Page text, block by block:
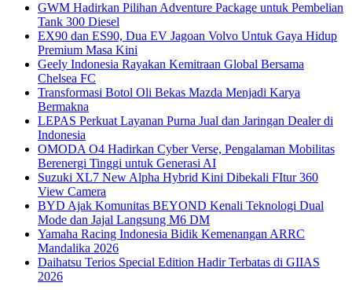
GWM Hadirkan Pilihan Adventure Package untuk Pembelian
Tank 300 Diesel
EX90 dan ES90, Dua EV Jagoan Volvo Untuk Gaya Hidup
Premium Masa Kini
Geely Indonesia Rayakan Kemitraan Global Bersama
Chelsea FC
Transformasi Botol Oli Bekas Mazda Menjadi Karya
Bermakna
LEPAS Perkuat Layanan Purna Jual dan Jaringan Dealer di
Indonesia
OMODA O4 Hadirkan Cyber Verse, Pengalaman Mobilitas
Berenergi Tinggi untuk Generasi AI
Suzuki XL7 New Alpha Hybrid Kini Dibekali FItur 360
View Camera
BYD Ajak Komunitas BEYOND Kenali Teknologi Dual
Mode dan Jajal Langsung M6 DM
Yamaha Racing Indonesia Bidik Kemenangan ARRC
Mandalika 2026
Daihatsu Terios Special Edition Hadir Terbatas di GIIAS
2026